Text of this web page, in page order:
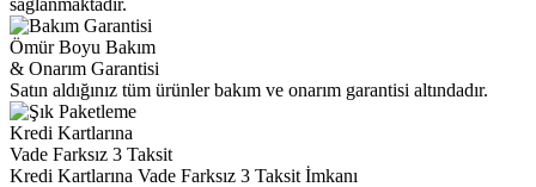
Ömür Boyu Bakım
& Onarım Garantisi
Satın aldığınız tüm ürünler bakım ve onarım garantisi altındadır.
Kredi Kartlarına
Vade Farksız 3 Taksit
Kredi Kartlarına Vade Farksız 3 Taksit İmkanı